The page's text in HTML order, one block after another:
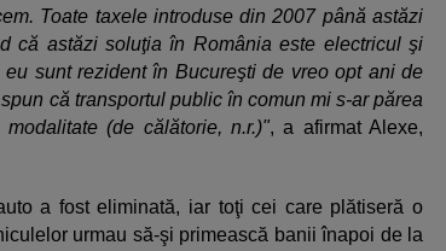
Toate taxele introduse din 2007 până astăzi
că astăzi soluţia în România este electricul şi
sunt rezident în Bucureşti de vreo opt ani de
că transportul public în comun mi s-ar părea
(de călătorie, n.r.)", a afirmat Alexe,
a fost eliminată, iar toţi cei care plătiseră o
urmau să-şi primească banii înapoi de la